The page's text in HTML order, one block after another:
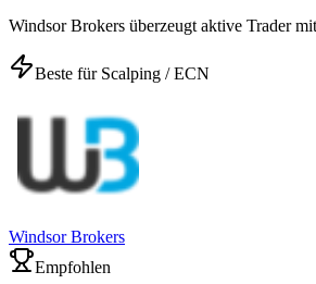
Windsor Brokers überzeugt aktive Trader
Beste für Scalping / ECN
Windsor Brokers
Empfohlen